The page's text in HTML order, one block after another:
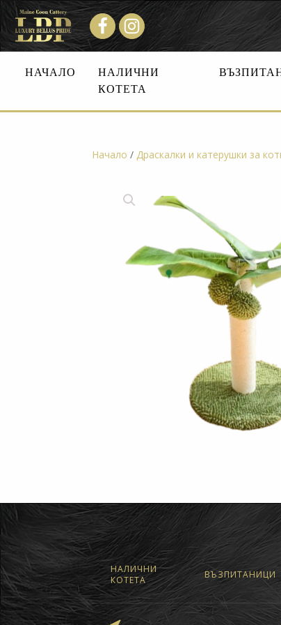
НАЧАЛО
НАЛИЧНИ
КОТЕТА
Начало / Драскалки и катерушки за
НАЛИЧНИ
КОТЕТА
ВЪЗПИТАНИЦИ